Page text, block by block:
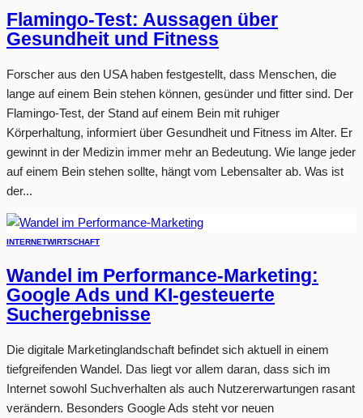
Flamingo-Test: Aussagen über
Gesundheit und Fitness
Forscher aus den USA haben festgestellt, dass Menschen, die
lange auf einem Bein stehen können, gesünder und fitter sind. Der
Flamingo-Test, der Stand auf einem Bein mit ruhiger
Körperhaltung, informiert über Gesundheit und Fitness im Alter. Er
gewinnt in der Medizin immer mehr an Bedeutung. Wie lange jeder
auf einem Bein stehen sollte, hängt vom Lebensalter ab. Was ist
der...
INTERNETWIRTSCHAFT
Wandel im Performance-Marketing:
Google Ads und KI-gesteuerte
Suchergebnisse
Die digitale Marketinglandschaft befindet sich aktuell in einem
tiefgreifenden Wandel. Das liegt vor allem daran, dass sich im
Internet sowohl Suchverhalten als auch Nutzererwartungen rasant
verändern. Besonders Google Ads steht vor neuen